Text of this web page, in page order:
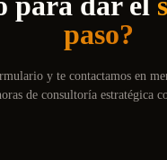
paso?
y te contactamos en
de consultoría estratégica